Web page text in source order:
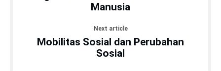
Manusia
Next article
Mobilitas Sosial dan Perubahan
Sosial